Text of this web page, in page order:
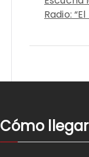
Radio:
Cómo llegar